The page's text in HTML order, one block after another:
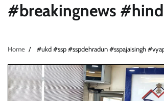
#breakingnews
Home #ukd #ssp #sspdehradun #sspajaisingh